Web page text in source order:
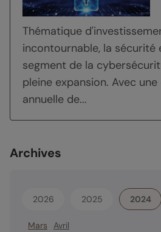
Thématique
incontournable, la sécurité
segment de la
pleine expansion. Avec
annuelle de...
Archives
2026 2025 2024
Mars Avril